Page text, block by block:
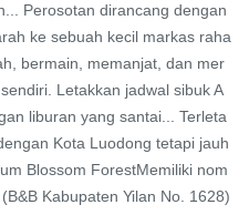
Perosotan dirancang dengan
ke sebuah kecil markas raha
bermain, memanjat, dan mer
Letakkan jadwal sibuk A
liburan yang santai... Terleta
Kota Luodong tetapi jauh
Blossom ForestMemiliki nom
Kabupaten Yilan No. 1628)